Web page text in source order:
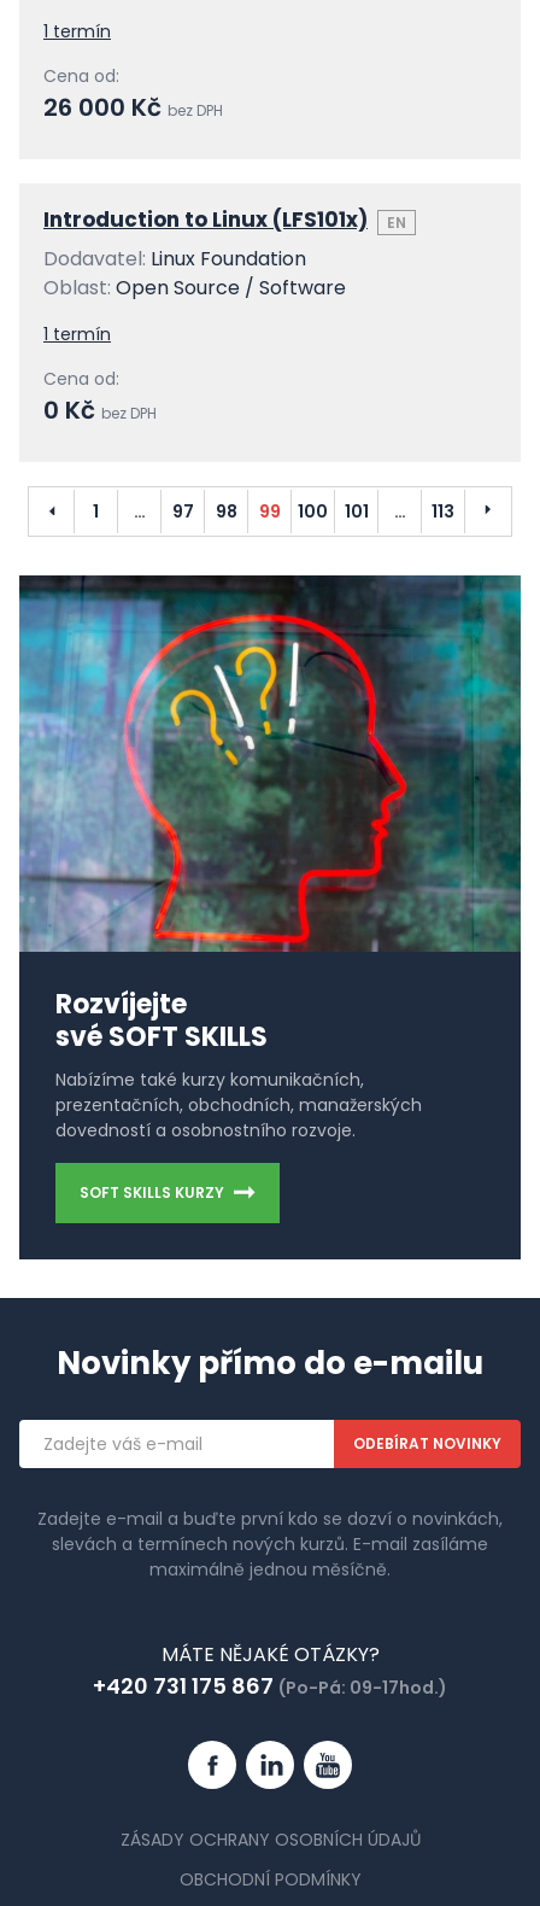
1 termín
Cena od:
26 000 Kč bez DPH
Introduction to Linux (LFS101x) EN
Dodavatel: Linux Foundation
Oblast: Open Source / Software
1 termín
Cena od:
0 Kč bez DPH
Předchozí
1 … 97 98 99 100 101 … 113 Další
Rozvíjejte
své SOFT SKILLS
Nabízíme také kurzy komunikačních,
prezentačních, obchodních, manažerských
dovedností a osobnostního rozvoje.
SOFT SKILLS KURZY
Novinky přímo do e-mailu
Emailová
adresa
Zadejte e-mail a buďte první kdo se dozví o novinkách,
slevách a termínech nových kurzů. E-mail zasíláme
maximálně jednou měsíčně.
MÁTE NĚJAKÉ OTÁZKY?
+420 731 175 867 (Po-Pá: 09-17hod.)
FacebookLinkedinYouTube
ZÁSADY OCHRANY OSOBNÍCH ÚDAJŮ
OBCHODNÍ PODMÍNKY